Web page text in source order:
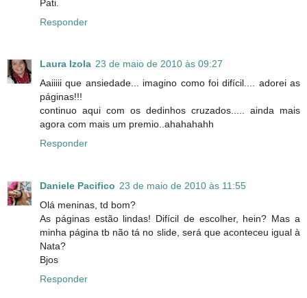
Pati.
Responder
Laura Izola 23 de maio de 2010 às 09:27
Aaiiiii que ansiedade... imagino como foi difícil.... adorei as
páginas!!!
continuo aqui com os dedinhos cruzados..... ainda mais
agora com mais um premio..ahahahahh
Responder
Daniele Pacifico 23 de maio de 2010 às 11:55
Olá meninas, td bom?
As páginas estão lindas! Difícil de escolher, hein? Mas a
minha página tb não tá no slide, será que aconteceu igual à
Nata?
Bjos
Responder